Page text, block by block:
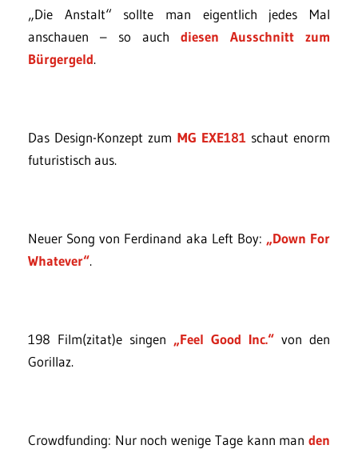
„Die Anstalt“ sollte man eigentlich jedes Mal
anschauen – so auch diesen Ausschnitt zum
Bürgergeld.
Das Design-Konzept zum MG EXE181 schaut enorm
futuristisch aus.
Neuer Song von Ferdinand aka Left Boy: „Down For
Whatever“.
198 Film(zitat)e singen „Feel Good Inc.“ von den
Gorillaz.
Crowdfunding: Nur noch wenige Tage kann man den